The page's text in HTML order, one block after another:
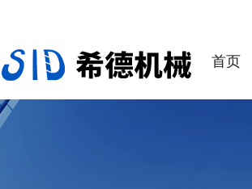
首页